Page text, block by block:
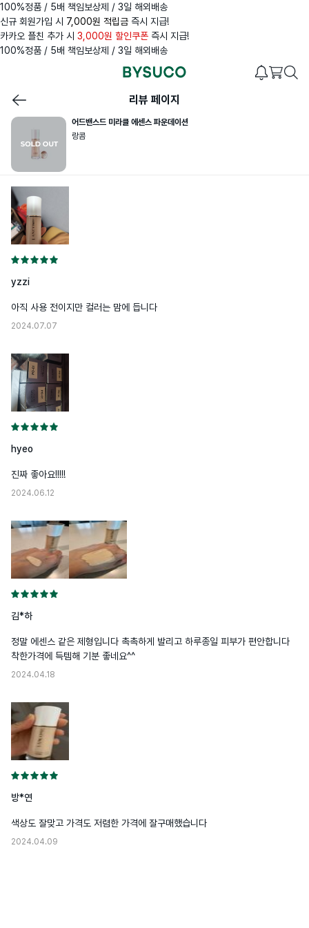
100%정품 / 5배 책임보상제 / 3일 해외배송
신규 회원가입 시 7,000원 적립금 즉시 지급!
카카오 플친 추가 시 3,000원 할인쿠폰 즉시 지급!
100%정품 / 5배 책임보상제 / 3일 해외배송
리뷰 페이지
어드밴스드 미라클 에센스 파운데이션
랑콤
yzzi
아직 사용 전이지만 컬러는 맘에 듭니다
2024.07.07
hyeo
진짜 좋아요!!!!!
2024.06.12
김*하
정말 에센스 같은 제형입니다 촉촉하게 발리고 하루종일 피부가 편안합니다
착한가격에 득템해 기분 좋네요^^
2024.04.18
방*연
색상도 잘맞고 가격도 저렴한 가격에 잘구매했습니다
2024.04.09